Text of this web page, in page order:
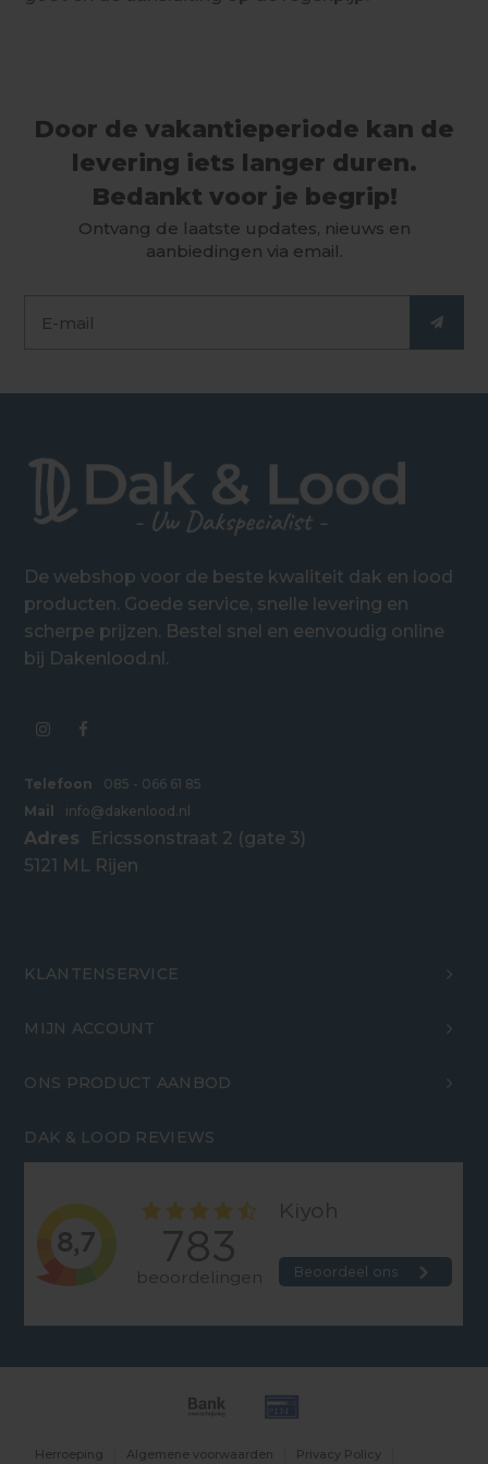
Door de vakantieperiode kan de
levering iets langer duren.
Bedankt voor je begrip!
Ontvang de laatste updates, nieuws en
aanbiedingen via email.
De webshop voor de beste kwaliteit dak en lood
producten. Goede service, snelle levering en
scherpe prijzen. Bestel snel en eenvoudig online
bij Dakenlood.nl.
Telefoon
085 - 066 61 85
Mail
info@dakenlood.nl
Adres
Ericssonstraat 2 (gate 3)
5121 ML Rijen
KLANTENSERVICE
MIJN ACCOUNT
ONS PRODUCT AANBOD
DAK & LOOD REVIEWS
Herroeping Algemene voorwaarden
Privacy Policy